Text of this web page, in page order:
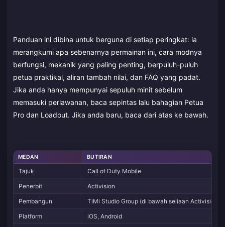
Panduan ini dibina untuk berguna di setiap peringkat: ia
merangkumi apa sebenarnya permainan ini, cara modnya
berfungsi, mekanik yang paling penting, berpuluh-puluh
petua praktikal, aliran tambah nilai, dan FAQ yang padat.
Jika anda hanya mempunyai sepuluh minit sebelum
memasuki perlawanan, baca sepintas lalu bahagian Petua
Pro dan Loadout. Jika anda baru, baca dari atas ke bawah.
MEDAN BUTIRAN
Tajuk
Call of Duty Mobile
Penerbit
Activision
Pembangun
TiMi Studio Group (di bawah seliaan Activision)
Platform
iOS, Android